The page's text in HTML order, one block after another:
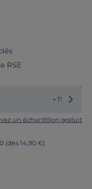
RSE
+ 11
un échantillon gratuit
(dès 14,90 €)